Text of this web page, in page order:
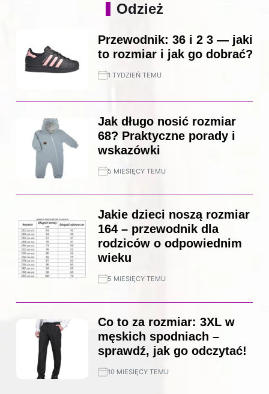
Odzież
Przewodnik: 36 i 2 3 — jaki
to rozmiar i jak go dobrać?
1 TYDZIEŃ TEMU
Jak długo nosić rozmiar
68? Praktyczne porady i
wskazówki
5 MIESIĘCY TEMU
Jakie dzieci noszą rozmiar
164 – przewodnik dla
rodziców o odpowiednim
wieku
5 MIESIĘCY TEMU
Co to za rozmiar: 3XL w
męskich spodniach –
sprawdź, jak go odczytać!
10 MIESIĘCY TEMU